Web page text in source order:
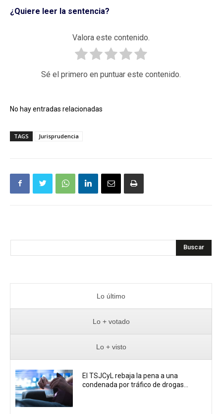
¿Quiere leer la sentencia?
Valora este contenido.
Sé el primero en puntuar este contenido.
No hay entradas relacionadas
TAGS Jurisprudencia
Buscar
Lo último
Lo + votado
Lo + visto
El TSJCyL rebaja la pena a una
condenada por tráfico de drogas...